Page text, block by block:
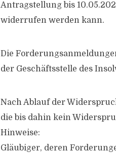
Antragstellung bis
widerrufen werden kann.
Die
der Geschäftsstelle des
Nach Ablauf der
die bis dahin kein
Hinweise:
Gläubiger, deren